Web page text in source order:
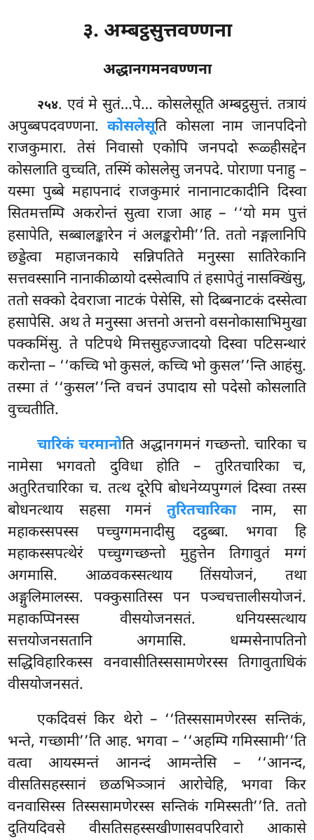
३. अम्बट्ठसुत्तवण्णना
अद्धानगमनवण्णना
२५४. एवंमे सुतं…पे… कोसलेसूति अम्बट्ठसुत्तं. तत्रायं
अपुब्बपदवण्णना.कोसलेसूति कोसला नाम जानपदिनो
राजकुमारा. तेसं निवासो एकोपि जनपदो रूळ्हीसद्देन
कोसलाति वुच्चति, तस्मिं कोसलेसु जनपदे. पोराणा पनाहु –
यस्मा पुब्बे महापनादं राजकुमारं नानानाटकादीनि दिस्वा
सितमत्तम्पि अकरोन्तं सुत्वा राजा आह – ‘‘यो मम पुत्तं
हसापेति, सब्बालङ्कारेन नं अलङ्करोमी’’ति. ततो नङ्गलानिपि
छड्डेत्वा महाजनकाये सन्निपतिते मनुस्सा सातिरेकानि
सत्तवस्सानि नानाकीळायो दस्सेत्वापि तं हसापेतुं नासक्खिंसु,
ततो सक्को देवराजा नाटकं पेसेसि, सो दिब्बनाटकं दस्सेत्वा
हसापेसि. अथ ते मनुस्सा अत्तनो अत्तनो वसनोकासाभिमुखा
पक्कमिंसु. ते पटिपथे मित्तसुहज्जादयो दिस्वा पटिसन्थारं
करोन्ता – ‘‘कच्चि भो कुसलं, कच्चि भो कुसल’’न्ति आहंसु.
तस्मा तं ‘‘कुसल’’न्ति वचनं उपादाय सो पदेसो कोसलाति
वुच्चतीति.
चारिकं चरमानोति अद्धानगमनं गच्छन्तो. चारिका च
नामेसा भगवतो दुविधा होति – तुरितचारिका च,
अतुरितचारिका च. तत्थ दूरेपि बोधनेय्यपुग्गलं दिस्वा तस्स
बोधनत्थाय सहसा गमनंतुरितचारिकानाम, सा
महाकस्सपस्स पच्चुग्गमनादीसु दट्ठब्बा. भगवा हि
महाकस्सपत्थेरं पच्चुग्गच्छन्तो मुहुत्तेन तिगावुतं मग्गं
अगमासि. आळवकस्सत्थाय तिंसयोजनं, तथा
अङ्गुलिमालस्स. पक्कुसातिस्स पन पञ्चचत्तालीसयोजनं.
महाकप्पिनस्स वीसयोजनसतं. धनियस्सत्थाय
सत्तयोजनसतानि अगमासि. धम्मसेनापतिनो
सद्धिविहारिकस्स वनवासीतिस्ससामणेरस्स तिगावुताधिकं
वीसयोजनसतं.
एकदिवसं किर थेरो – ‘‘तिस्ससामणेरस्स सन्तिकं,
भन्ते, गच्छामी’’ति आह. भगवा – ‘‘अहम्पि गमिस्सामी’’ति
वत्वा आयस्मन्तं आनन्दंआमन्तेसि – ‘‘आनन्द,
वीसतिसहस्सानं छळभिञ्ञानं आरोचेहि, भगवा किर
वनवासिस्स तिस्ससामणेरस्स सन्तिकं गमिस्सती’’ति. ततो
दुतियदिवसे वीसतिसहस्सखीणासवपरिवारो आकासे